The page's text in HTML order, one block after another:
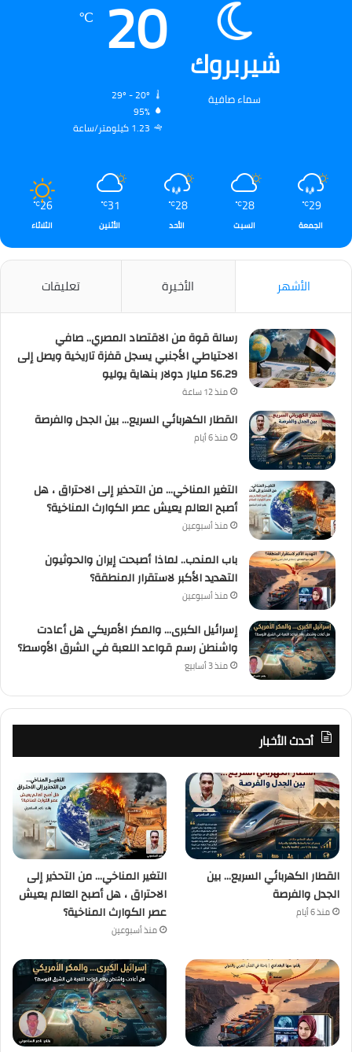
شيربروك
سماء صافية
20
℃
95%
1.23 كيلومتر/ساعة
29
℃
الجمعة
28
℃
السبت
28
℃
الأحد
31
℃
الأثنين
26
℃
الثلاثاء
الأشهر الأخيرة تعليقات
رسالة قوة من الاقتصاد المصري.. صافي
الاحتياطي الأجنبي يسجل قفزة تاريخية ويصل إلى
56.29 مليار دولار بنهاية يوليو
منذ 12 ساعة
القطار الكهربائي السريع… بين الجدل والفرصة
منذ 6 أيام
التغير المناخي… من التحذير إلى الاحتراق ، هل
أصبح العالم يعيش عصر الكوارث المناخية؟
منذ أسبوعين
باب المندب.. لماذا أصبحت إيران والحوثيون
التهديد الأكبر لاستقرار المنطقة؟
منذ أسبوعين
إسرائيل الكبرى… والمكر الأمريكي هل أعادت
واشنطن رسم قواعد اللعبة في الشرق الأوسط؟
منذ 3 أسابيع
أحدث الأخبار
القطار الكهربائي السريع… بين
الجدل والفرصة
منذ 6 أيام
التغير المناخي… من التحذير إلى
الاحتراق ، هل أصبح العالم يعيش
عصر الكوارث المناخية؟
منذ أسبوعين